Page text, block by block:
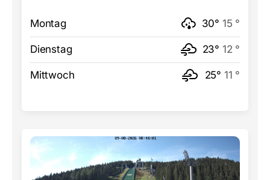
Montag 30° 15 °
Dienstag 23° 12 °
Mittwoch 25° 11 °